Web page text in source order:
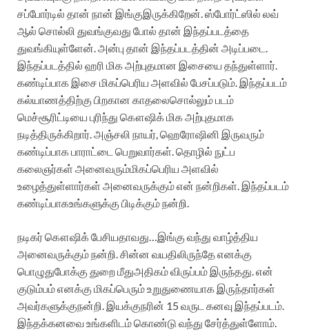
சப்போர்டில் தான் நான் இங்குஇருக்கிறேன் ஸ்போர்ட்ஸில் லவ்
ஆல் சொல்லி துவங்குவது போல் தான் இந்தப்படத்தை
துவங்கியுள்ளேன் அன்பு தான் இந்தப்படத்தின் அடிப்படை
இந்தப்படத்தில் ஹரி மிகஅற்புதமான இசையை தந்துள்ளார்
கண்டிப்பாக இசை மிகப்பெரிய அளவில் பேசப்படும் இந்தப்படம்
கல்யாணத்திற்கு பிறகான காதலைசொல்லும்படம்
மெச்சூரிட்டியை புரிந்து கௌஷிக்மிகஅற்புதமாக
நடித்திருக்கிறார் அஞ்சலி நாயர் ஹெரோஷினி இருவரும்
கண்டிப்பாகபாராட்டை பெறுவார்கள் தொழில் நுட்ப
கலைஞர்கள் அனைவரும்மிகப்பெரிய அளவில்
உழைத்துள்ளார்கள் அனைவருக்கும்என் நன்றிகள் இந்தப்படம்
கண்டிப்பாகஉங்களுக்கு பிடிக்கும்நன்றி
நடிகர்கௌஷிக்பேசியதாவது இங்கு வந்து வாழ்த்திய
அனைவருக்கும்நன்றி சின்ன வயதிலிருந்தேஎனக்கு
பொழுதுபோக்கு துறைமீதுஅதிகம்விருப்பம் இருந்தது என்
குடும்பம்எனக்கு மிகப்பெரும்உறுதுணையாக இருந்தார்கள்
அவர்களுக்குநன்றி இயக்குநரின் 15வருட கனவு இந்தப்படம்
இந்தக்கனவை உங்களிடம்கொண்டு வந்து சேர்த்துள்ளோம்